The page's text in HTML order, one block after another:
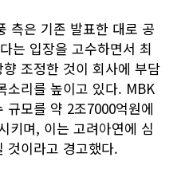
측은 기존 발표한 대로 공
는 입장을 고수하면서 최
조정한 것이 회사에 부담
소리를 높이고 있다. MBK
규모를 약 2조7000억원에
키며, 이는 고려아연에 심
것이라고 경고했다.